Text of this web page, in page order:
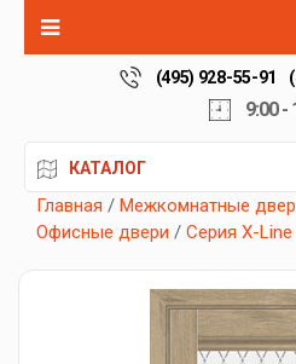
(495) 928-55-91
9:00 -
КАТАЛОГ
Главная / Межкомнатные
Офисные двери / Серия X-Line